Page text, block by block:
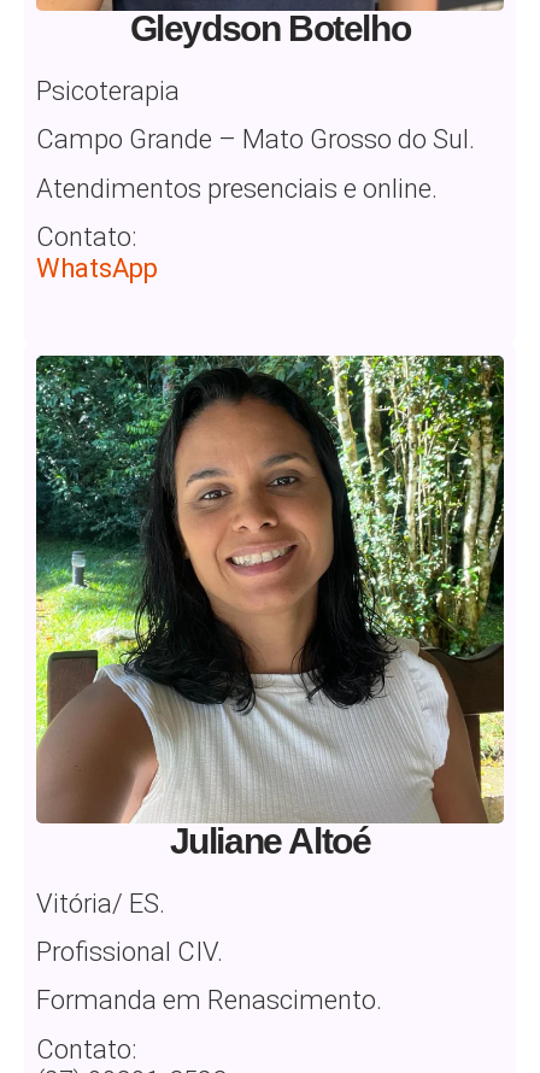
Gleydson Botelho
Psicoterapia
Campo Grande – Mato Grosso do Sul.
Atendimentos presenciais e online.
Contato:
WhatsApp
Juliane Altoé
Vitória/ ES.
Profissional CIV.
Formanda em Renascimento.
Contato: